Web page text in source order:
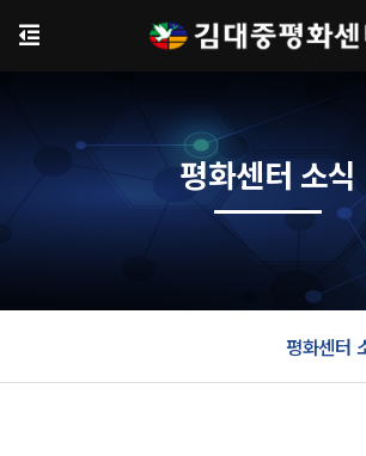
평화센터
평화센터 소식